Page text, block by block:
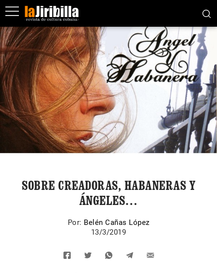
SOBRE CREADORAS, HABANERAS Y
ÁNGELES…
Por: Belén Cañas López
13/3/2019